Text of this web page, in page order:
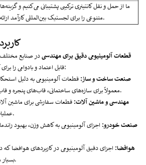
ما از حمل و نقل کانتینری ترکیبی پشتیبانی می‌کنیم و
متنوعی را برای لجستیک بین‌المللی کارآمد ارائه می‌دهیم.
قطعات آلومینیومی دقیق برای مهندسی در صنایع
قابل اعتماد و بادوامی را برای کاربردهای مختلف ارائه می‌دهند:
صنعت ساخت و ساز: قطعات آلومینیومی به دلیل
معمولاً برای سازه‌های ساختمانی، قاب‌های پنجره و قاب‌های درب استفاده می‌شوند.
مهندسی و ماشین آلات: قطعات سفارشی برای ماشین
عملیات سنگین را تضمین می کنند.
صنعت خودرو: اجزای آلومینیومی به کاهش وزن، بهبود
هوافضا: اجزای دقیق آلومینیومی در کاربردهای هوافضا که
بسیار مهم است، استفاده می‌شوند.